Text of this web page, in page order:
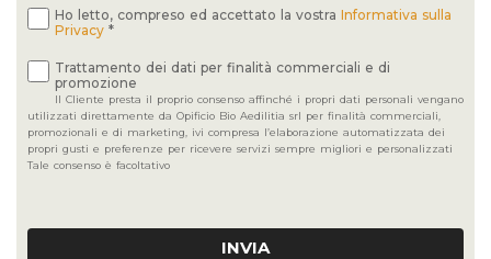
Ho letto, compreso ed accettato la vostra Informativa sulla
Privacy *
Trattamento dei dati per finalità commerciali e di
promozione
Il Cliente presta il proprio consenso affinché i propri dati personali vengano
utilizzati direttamente da Opificio Bio Aedilitia srl per finalità commerciali,
promozionali e di marketing, ivi compresa l’elaborazione automatizzata dei
propri gusti e preferenze per ricevere servizi sempre migliori e personalizzati
Tale consenso è facoltativo
INVIA